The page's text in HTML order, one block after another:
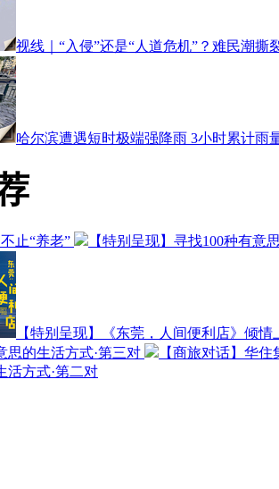
视线｜“入侵”还是“人道危机”？难民潮撕
哈尔滨遭遇短时极端强降雨 3小时累计雨
止“养老” 【特别呈现】寻找100种有意
【特别呈现】《东莞，人间便利店》倾
思的生活方式·第三对
【商旅对话】华
活方式·第二对